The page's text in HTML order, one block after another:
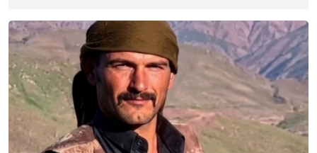
piştrastkirin